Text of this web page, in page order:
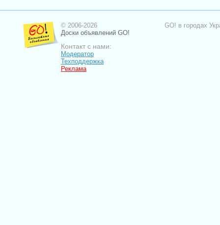
© 2006-2026
Доски объявлений GO!
Контакт с нами:
Модератор
Техподдержка
Реклама
GO! в городах